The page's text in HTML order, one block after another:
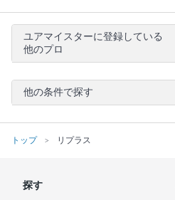
ユアマイスターに登録している
他のプロ
他の条件で探す
トップ リプラス
探す